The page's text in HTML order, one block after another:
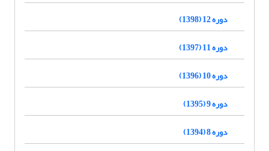
دوره 12 (1398)
دوره 11 (1397)
دوره 10 (1396)
دوره 9 (1395)
دوره 8 (1394)